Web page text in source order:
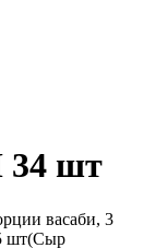
34 шт
васаби, 3
шт(Сыр